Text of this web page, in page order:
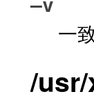
–v
一
/